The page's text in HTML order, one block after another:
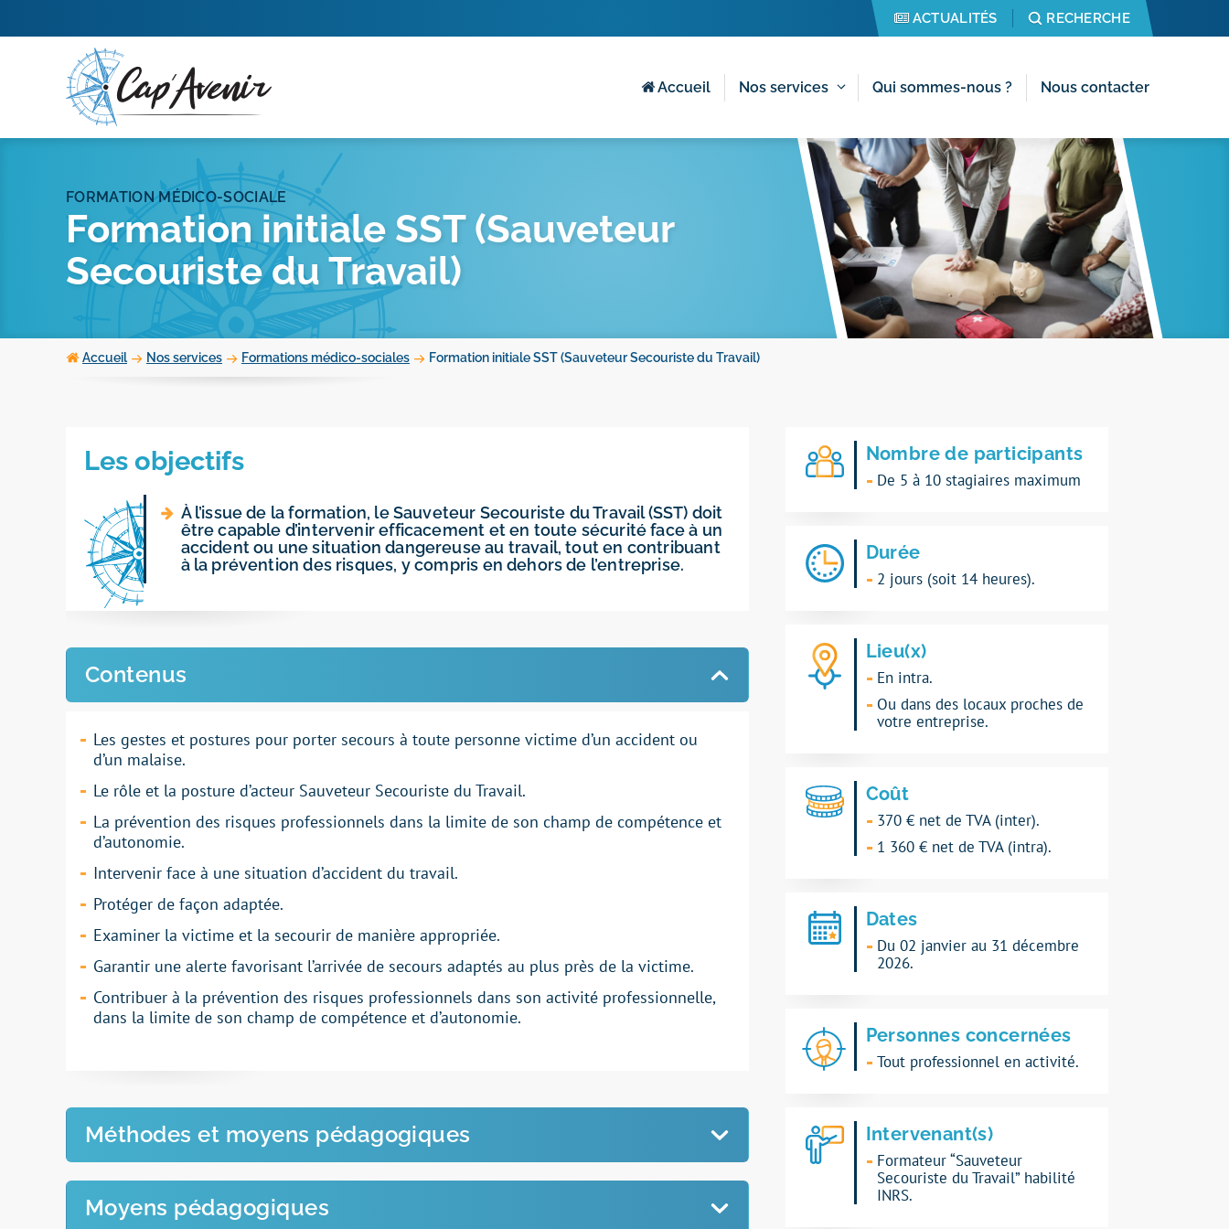
au
ACTUALITÉS RECHERCHE
Accueil Nos services Qui sommes-nous ? Nous contacter
FORMATION MÉDICO-SOCIALE
Formation initiale SST (Sauveteur
Secouriste du Travail)
Accueil Nos services Formations médico-sociales Formation initiale SST (Sauveteur Secouriste du Travail)
Les objectifs
À l’issue de la formation, le Sauveteur Secouriste du Travail (SST) doit
être capable d’intervenir efficacement et en toute sécurité face à un
accident ou une situation dangereuse au travail, tout en contribuant
à la prévention des risques, y compris en dehors de l’entreprise.
Contenus
Les gestes et postures pour porter secours à toute personne victime d’un accident ou
d’un malaise.
Le rôle et la posture d’acteur Sauveteur Secouriste du Travail.
La prévention des risques professionnels dans la limite de son champ de compétence et
d’autonomie.
Intervenir face à une situation d’accident du travail.
Protéger de façon adaptée.
Examiner la victime et la secourir de manière appropriée.
Garantir une alerte favorisant l’arrivée de secours adaptés au plus près de la victime.
Contribuer à la prévention des risques professionnels dans son activité professionnelle,
dans la limite de son champ de compétence et d’autonomie.
Méthodes et moyens pédagogiques
Apportsthéoriques et exercicespratiques.
Moyens pédagogiques
Nombre de participants
De 5 à 10 stagiaires maximum
Durée
2 jours (soit 14 heures).
Lieu(x)
En intra.
Ou dans des locaux proches de
votre entreprise.
Coût
370 € net de TVA (inter).
1 360 € net de TVA (intra).
Dates
Du 02 janvier au 31 décembre
2026.
Personnes concernées
Tout professionnel en activité.
Intervenant(s)
Formateur “Sauveteur
Secouriste du Travail” habilité
INRS.